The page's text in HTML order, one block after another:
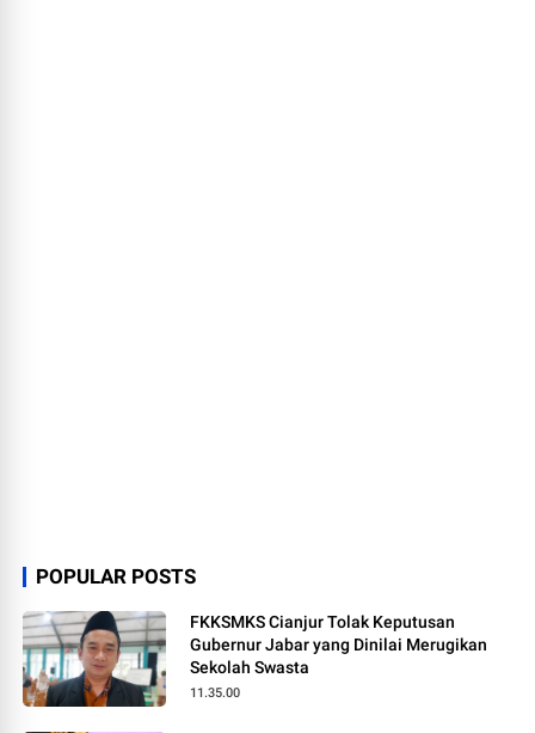
POPULAR POSTS
FKKSMKS Cianjur Tolak Keputusan
Gubernur Jabar yang Dinilai Merugikan
Sekolah Swasta
11.35.00